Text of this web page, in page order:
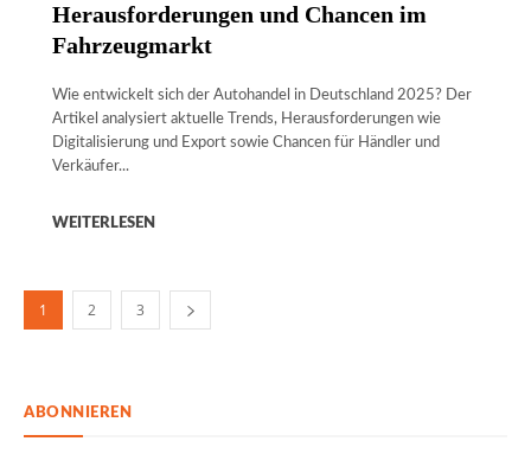
Herausforderungen und Chancen im
Fahrzeugmarkt
Wie entwickelt sich der Autohandel in Deutschland 2025? Der
Artikel analysiert aktuelle Trends, Herausforderungen wie
Digitalisierung und Export sowie Chancen für Händler und
Verkäufer...
WEITERLESEN
1 2 3
ABONNIEREN